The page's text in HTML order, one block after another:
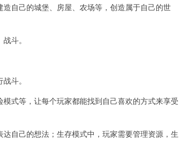
自己的城堡、房屋、农场等，创造属于自己的世
斗。
斗。
式等，让每个玩家都能找到自己喜欢的方式来享受
自己的想法；生存模式中，玩家需要管理资源，生